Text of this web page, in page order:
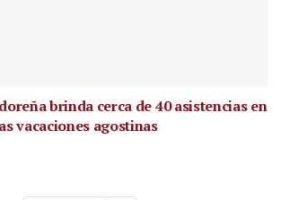
brinda cerca de 40 asistencias en
vacaciones agostinas